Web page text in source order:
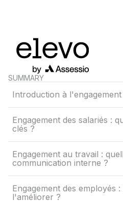
SUMMARY
Introduction à
Engagement des salariés :
clés ?
Engagement au travail :
communication interne ?
Engagement des employés
l'améliorer ?